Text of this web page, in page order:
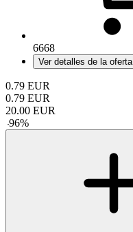
6668
Ver detalles de la oferta
0.79 EUR
0.79 EUR
20.00 EUR
-96%